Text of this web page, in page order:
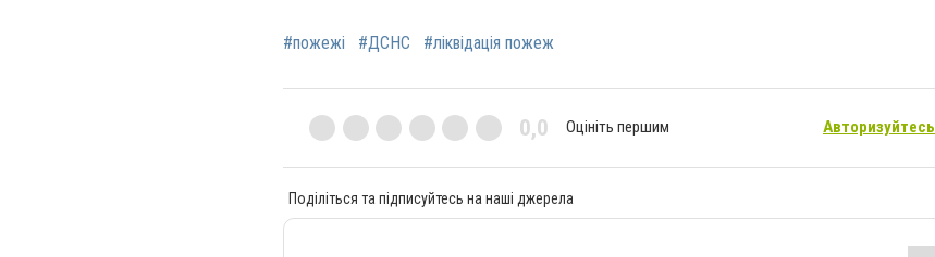
#пожежі #ДСНС #ліквідація пожеж
0,0 Оцініть першим Авторизуйтесь
Поділіться та підписуйтесь на наші джерела